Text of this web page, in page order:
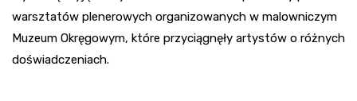
warsztatów plenerowych organizowanych w malowniczym
Muzeum Okręgowym, które przyciągnęły artystów o różnych
doświadczeniach.